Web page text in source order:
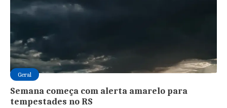
Geral
Semana começa com alerta amarelo para
tempestades no RS